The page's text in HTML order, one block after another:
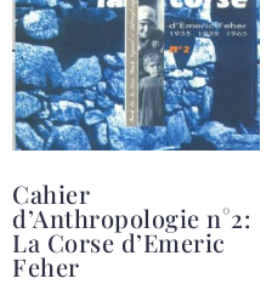
Cahier
d’Anthropologie n°2:
La Corse d’Emeric
Feher